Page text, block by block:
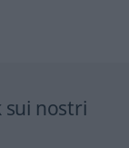
sui nostri